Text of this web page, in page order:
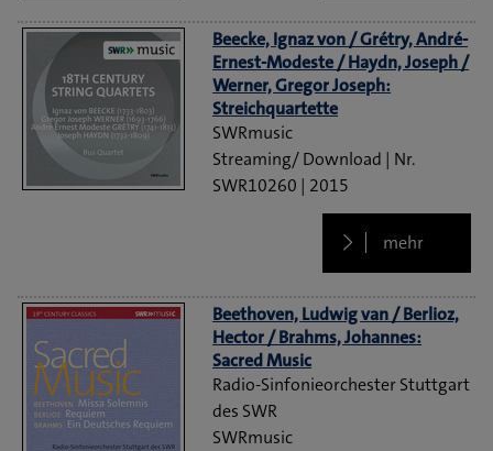
Beecke, Ignaz von / Grétry, André-
Ernest-Modeste / Haydn, Joseph /
Werner, Gregor Joseph:
Streichquartette
SWRmusic
Streaming/ Download
SWR10260
2015
mehr
Beethoven, Ludwig van / Berlioz,
Hector / Brahms, Johannes:
Sacred Music
Radio-Sinfonieorchester Stuttgart
des SWR
SWRmusic